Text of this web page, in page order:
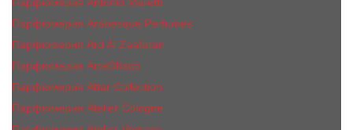
Парфюмерия Arabesque Perfumes
Парфюмерия Ard Al Zaafaran
Парфюмерия ArteOlfatto
Парфюмерия Attar Collection
Парфюмерия Atelier Cologne